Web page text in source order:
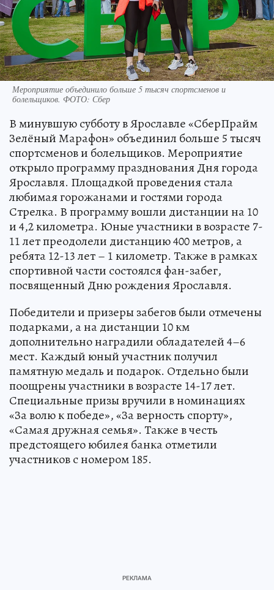
Мероприятие объединило больше 5 тысяч спортсменов и
болельщиков. ФОТО: Сбер
В минувшую субботу в Ярославле «СберПрайм
Зелёный Марафон» объединил больше 5 тысяч
спортсменов и болельщиков. Мероприятие
открыло программу празднования Дня города
Ярославля. Площадкой проведения стала
любимая горожанами и гостями города
Стрелка. В программу вошли дистанции на 10
и 4,2 километра. Юные участники в возрасте 7-
11 лет преодолели дистанцию 400 метров, а
ребята 12-13 лет – 1 километр. Также в рамках
спортивной части состоялся фан-забег,
посвященный Дню рождения Ярославля.
Победители и призеры забегов были отмечены
подарками, а на дистанции 10 км
дополнительно наградили обладателей 4–6
мест. Каждый юный участник получил
памятную медаль и подарок. Отдельно были
поощрены участники в возрасте 14-17 лет.
Специальные призы вручили в номинациях
«За волю к победе», «За верность спорту»,
«Самая дружная семья». Также в честь
предстоящего юбилея банка отметили
участников с номером 185.